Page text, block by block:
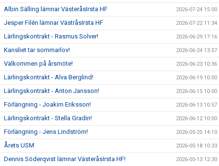
Albin Sälling lämnar VästeråsIrsta HF 2026-07-24 15:00
Jesper Filén lämnar VästråsIrsta HF 2026-07-22 11:34
Lärlingskontrakt - Rasmus Solver! 2026-06-29 17:16
Kansliet tar sommarlov! 2026-06-24 13:57
Välkommen på årsmöte! 2026-06-23 10:36
Lärlingskontrakt - Alva Berglind! 2026-06-19 10:00
Lärlingskontrakt - Anton Jansson! 2026-06-15 10:00
Förlängning - Joakim Eriksson! 2026-06-13 10:57
Lärlingskontrakt - Stella Gradin! 2026-06-12 10:00
Förlängning - Jens Lindström! 2026-05-25 14:10
Årets USM 2026-05-18 10:33
Dennis Söderqvist lämnar VästeråsIrsta HF! 2026-05-13 12:30